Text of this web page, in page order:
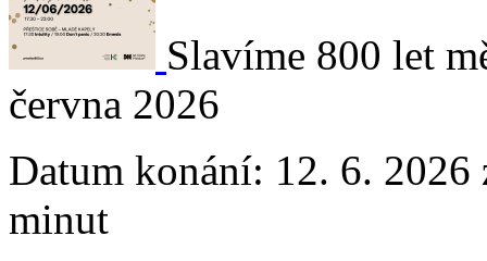
Slavíme 800 let
června 2026
Datum konání: 12. 6. 2026
minut